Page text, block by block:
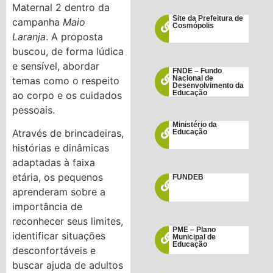
Maternal 2 dentro da
campanha Maio
Laranja. A proposta
buscou, de forma lúdica
e sensível, abordar
temas como o respeito
ao corpo e os cuidados
pessoais.
Através de brincadeiras,
histórias e dinâmicas
adaptadas à faixa
etária, os pequenos
aprenderam sobre a
importância de
reconhecer seus limites,
identificar situações
desconfortáveis e
buscar ajuda de adultos
Site da Prefeitura de
Cosmópolis
FNDE – Fundo
Nacional de
Desenvolvimento da
Educação
Ministério da
Educação
FUNDEB
PME – Plano
Municipal de
Educação